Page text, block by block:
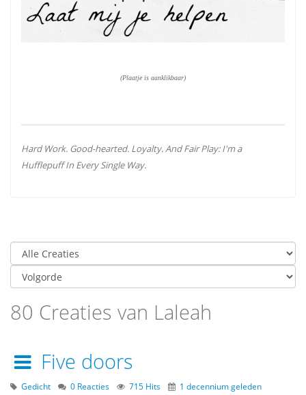
(Plaatje is aanklikbaar)
Hard Work. Good-hearted. Loyalty. And Fair Play: I'm a
Hufflepuff In Every Single Way.
80 Creaties van Laleah
Five doors
Gedicht 0 Reacties 715 Hits 1 decennium geleden